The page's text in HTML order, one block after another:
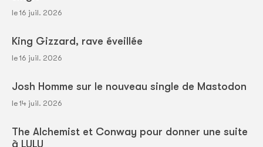
le 16 juil. 2026
King Gizzard, rave éveillée
le 16 juil. 2026
Josh Homme sur le nouveau single de Mastodon
le 14 juil. 2026
The Alchemist et Conway pour donner une suite
à LULU